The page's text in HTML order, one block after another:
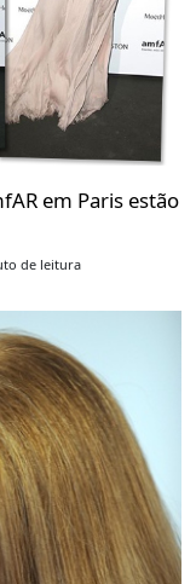
em Paris estão
de leitura